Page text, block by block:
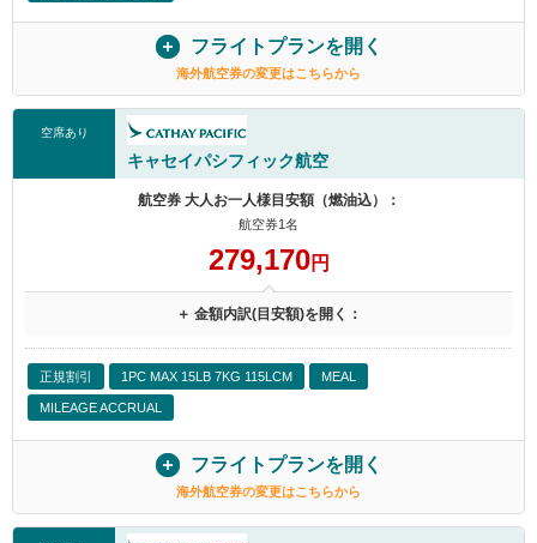
フライトプランを開く
海外航空券の変更はこちらから
空席あり
キャセイパシフィック航空
航空券 大人お一人様目安額（燃油込）：
航空券1名
279,170円
＋ 金額内訳(目安額)を開く：
正規割引 1PC MAX 15LB 7KG 115LCM MEAL
MILEAGE ACCRUAL
フライトプランを開く
海外航空券の変更はこちらから